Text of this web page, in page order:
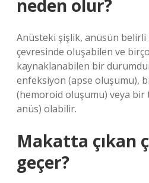
neden olur?
Anüsteki şişlik, anüsün
çevresinde oluşabilen ve
kaynaklanabilen bir
enfeksiyon (apse oluşumu),
(hemoroid oluşumu) veya bir
anüs) olabilir.
Makatta çıkan
geçer?